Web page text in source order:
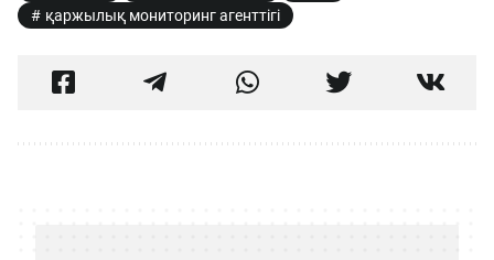
қаржылық мониторинг агенттігі